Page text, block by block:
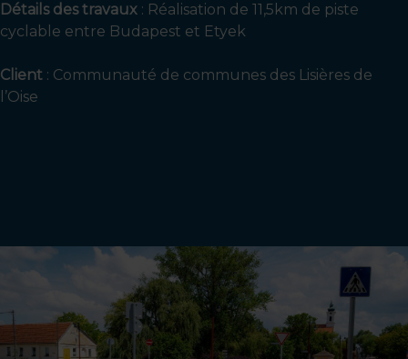
Détails des travaux : Réalisation de 11,5km de piste
cyclable entre Budapest et Etyek
Client : Communauté de communes des Lisières de
l’Oise